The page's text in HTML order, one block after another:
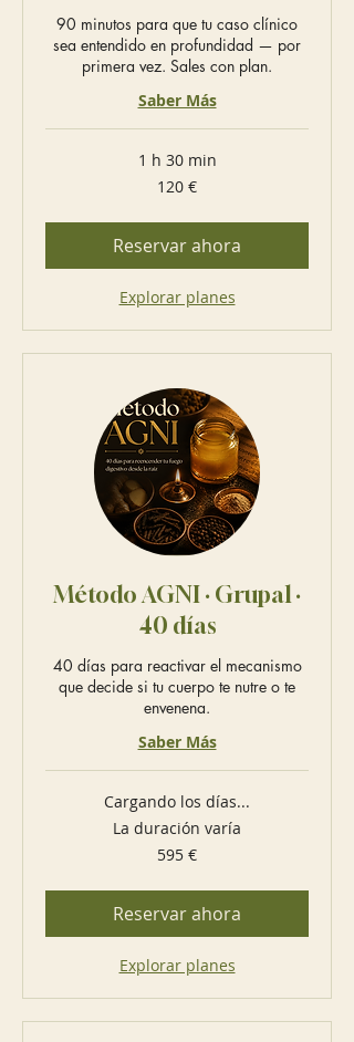
90 minutos para que tu caso clínico
sea entendido en profundidad — por
primera vez. Sales con plan.
Saber Más
1 h 30 min
120 €
Reservar ahora
Explorar planes
Método AGNI · Grupal ·
40 días
40 días para reactivar el mecanismo
que decide si tu cuerpo te nutre o te
envenena.
Saber Más
Cargando los días...
La duración varía
595 €
Reservar ahora
Explorar planes